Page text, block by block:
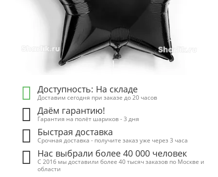
Доступность: На складе
Доставим сегодня при заказе до 20 часов
Даём гарантию!
Гарантия на полёт шариков - 3 дня
Быстрая доставка
Срочная доставка - получите заказ уже через 3 часа
Нас выбрали более 40 000 человек
С 2016 мы доставили более 40 тысяч заказов по Москве и
области